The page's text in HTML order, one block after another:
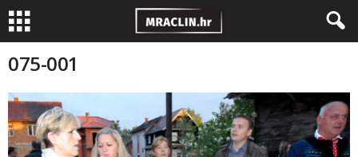
075-001